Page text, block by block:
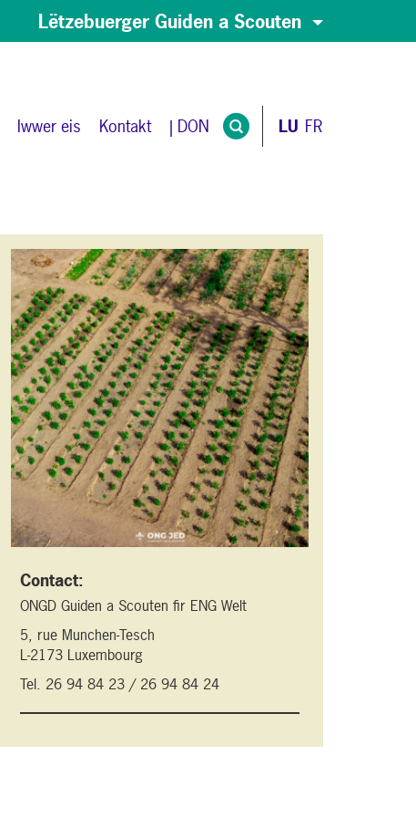
Lëtzebuerger Guiden a Scouten
Iwwer eis Kontakt | DON LU FR
Contact:
ONGD Guiden a Scouten fir ENG Welt
5, rue Munchen-Tesch
L-2173 Luxembourg
Tel. 26 94 84 23 / 26 94 84 24